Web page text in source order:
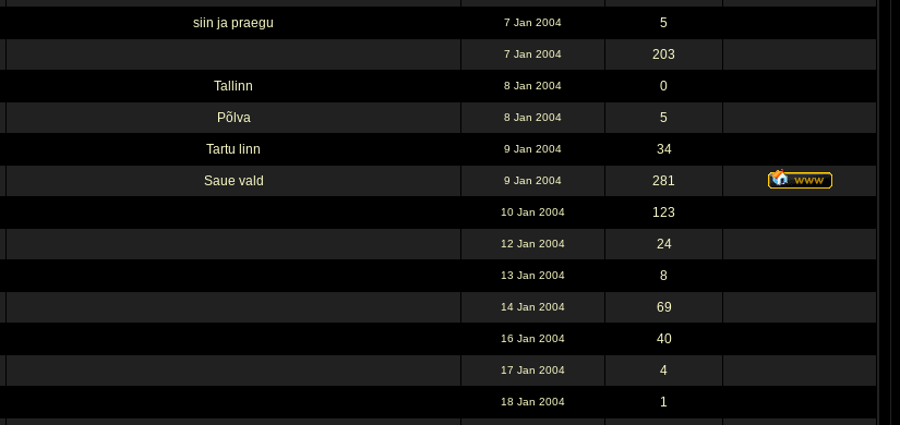
siin ja praegu 7 Jan 2004 5
7 Jan 2004 203
Tallinn 8 Jan 2004 0
Põlva 8 Jan 2004 5
Tartu linn 9 Jan 2004 34
Saue vald 9 Jan 2004 281
10 Jan 2004 123
12 Jan 2004 24
13 Jan 2004 8
14 Jan 2004 69
16 Jan 2004 40
17 Jan 2004 4
18 Jan 2004 1